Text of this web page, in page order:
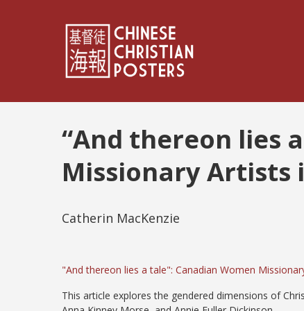
“And thereon lies
Missionary Artists
Catherin MacKenzie
"And thereon lies a tale": Canadian Women
This article explores the gendered dimensions of